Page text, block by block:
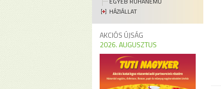
HÁZIÁLLAT
AKCIÓS ÚJSÁG
2026. AUGUSZTUS